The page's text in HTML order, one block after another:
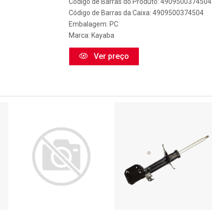
Código de Barras da Caixa: 4909500374504
Embalagem: PC
Marca: Kayaba
Ver preço